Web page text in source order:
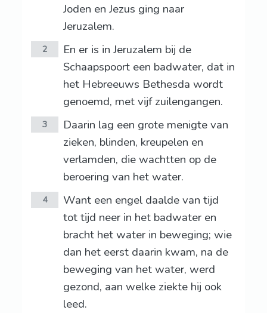
Joden en Jezus ging naar
Jeruzalem.
2
En er is in Jeruzalem bij de
Schaapspoort een badwater, dat in
het Hebreeuws Bethesda wordt
genoemd, met vijf zuilengangen.
3
Daarin lag een grote menigte van
zieken, blinden, kreupelen en
verlamden, die wachtten op de
beroering van het water.
4
Want een engel daalde van tijd
tot tijd neer in het badwater en
bracht het water in beweging; wie
dan het eerst daarin kwam, na de
beweging van het water, werd
gezond, aan welke ziekte hij ook
leed.